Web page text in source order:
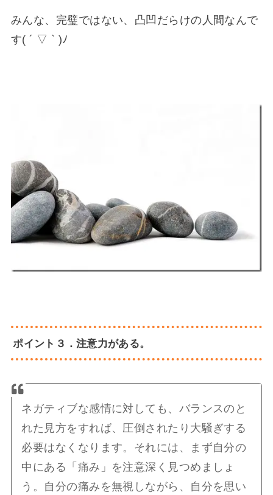
みんな、完璧ではない、凸凹だらけの人間なんで
す( ´ ▽ ` )ﾉ
ポイント３．注意力がある。
ネガティブな感情に対しても、バランスのと
れた見方をすれば、圧倒されたり大騒ぎする
必要はなくなります。それには、まず自分の
中にある「痛み」を注意深く見つめましょ
う。自分の痛みを無視しながら、自分を思い